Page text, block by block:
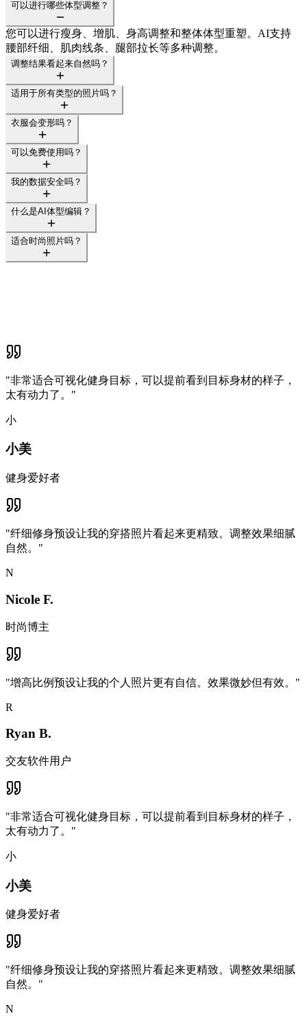
可以进行哪些体型调整？
您可以进行瘦身、增肌、身高调整和整体体型重塑。AI支持
腰部纤细、肌肉线条、腿部拉长等多种调整。
调整结果看起来自然吗？
适用于所有类型的照片吗？
衣服会变形吗？
可以免费使用吗？
我的数据安全吗？
什么是AI体型编辑？
适合时尚照片吗？
"非常适合可视化健身目标，可以提前看到目标身材的样子，
太有动力了。 "
小
小美
健身爱好者
"纤细修身预设让我的穿搭照片看起来更精致。调整效果细腻
自然。 "
N
Nicole F.
时尚博主
"增高比例预设让我的个人照片更有自信。效果微妙但有效。 "
R
Ryan B.
交友软件用户
"非常适合可视化健身目标，可以提前看到目标身材的样子，
太有动力了。 "
小
小美
健身爱好者
"纤细修身预设让我的穿搭照片看起来更精致。调整效果细腻
自然。 "
N